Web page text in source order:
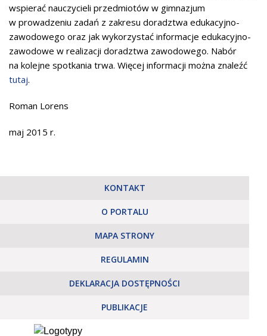
wspierać nauczycieli przedmiotów w gimnazjum
w prowadzeniu zadań z zakresu doradztwa edukacyjno-
zawodowego oraz jak wykorzystać informacje edukacyjno-
zawodowe w realizacji doradztwa zawodowego. Nabór
na kolejne spotkania trwa. Więcej informacji można znaleźć
tutaj.
Roman Lorens
maj 2015 r.
KONTAKT
O PORTALU
MAPA STRONY
REGULAMIN
DEKLARACJA DOSTĘPNOŚCI
PUBLIKACJE